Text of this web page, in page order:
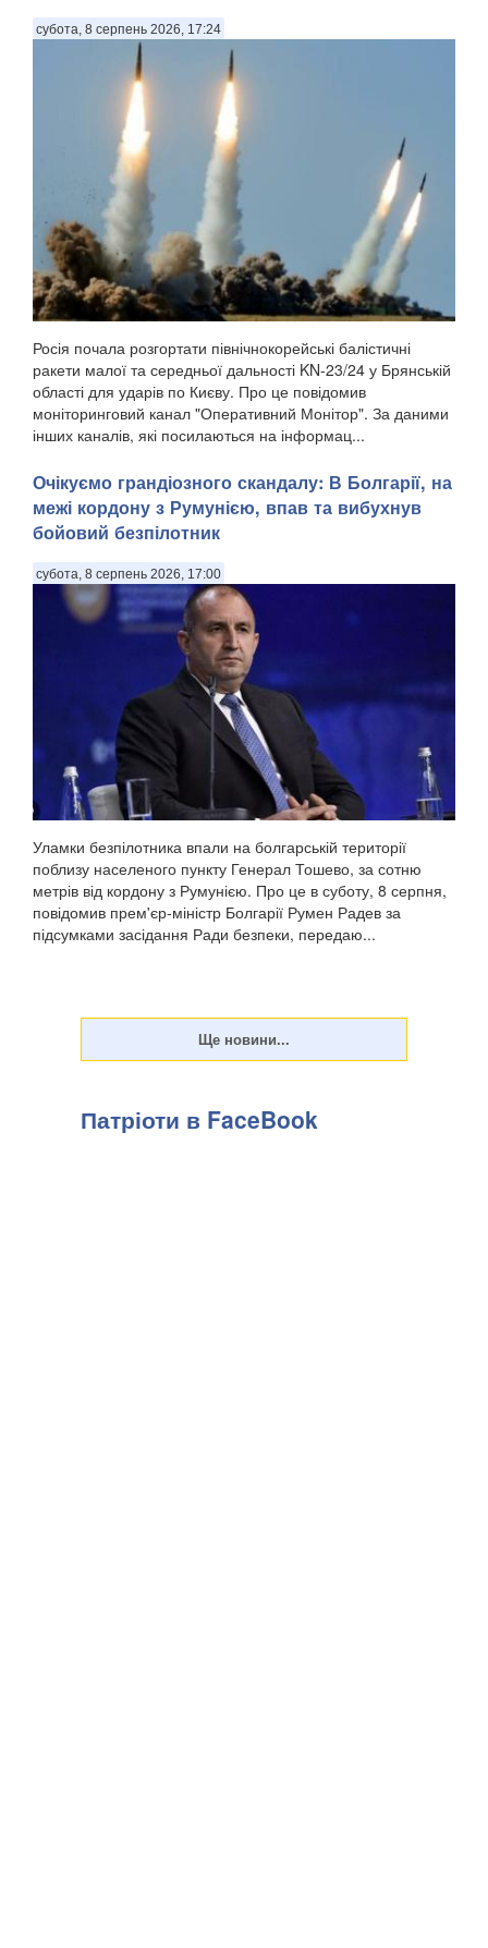
субота, 8 серпень 2026, 17:24
Росія почала розгортати північнокорейські балістичні
ракети малої та середньої дальності KN-23/24 у Брянській
області для ударів по Києву. Про це повідомив
моніторинговий канал "Оперативний Монітор". За даними
інших каналів, які посилаються на інформац...
Очікуємо грандіозного скандалу: В Болгарії, на
межі кордону з Румунією, впав та вибухнув
бойовий безпілотник
субота, 8 серпень 2026, 17:00
Уламки безпілотника впали на болгарській території
поблизу населеного пункту Генерал Тошево, за сотню
метрів від кордону з Румунією. Про це в суботу, 8 серпня,
повідомив прем'єр-міністр Болгарії Румен Радев за
підсумками засідання Ради безпеки, передаю...
Патріоти в FaceBook